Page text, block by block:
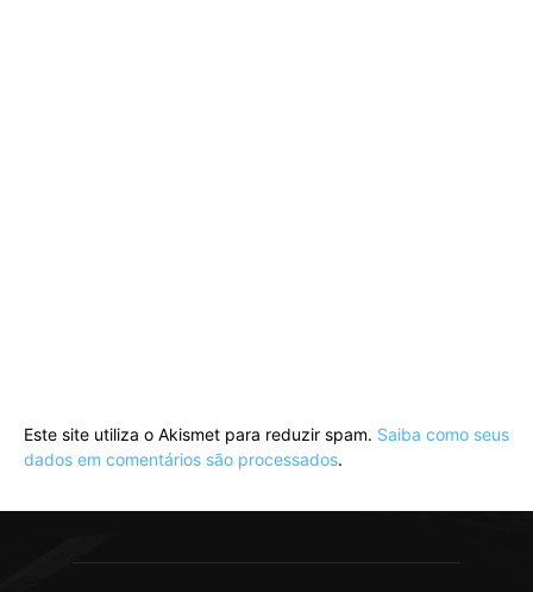
Este site utiliza o Akismet para reduzir spam. Saiba como seus
dados em comentários são processados.